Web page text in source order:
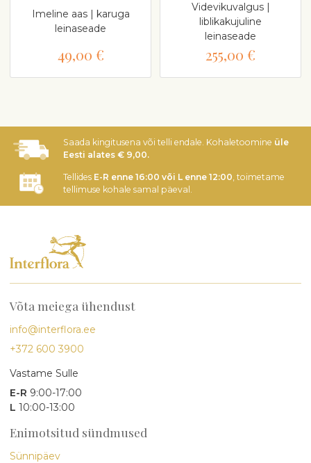
Imeline aas | karuga
leinaseade
49,00 €
Videvikuvalgus |
liblikakujuline
leinaseade
255,00 €
Saada kingitusena või telli endale. Kohaletoomine üle
Eesti alates € 9,00.
Tellides E-R enne 16:00 või L enne 12:00, toimetame
tellimuse kohale samal päeval.
Võta meiega ühendust
info@interflora.ee
+372 600 3900
Vastame Sulle
E-R 9:00-17:00
L 10:00-13:00
Enimotsitud sündmused
Sünnipäev